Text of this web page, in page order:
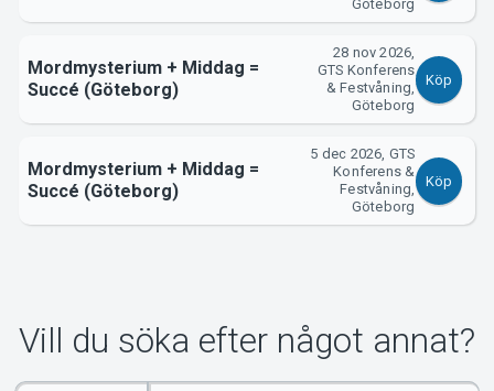
Göteborg
Mordmysterium + Middag =
Succé (Göteborg)
28 nov 2026,
GTS Konferens
& Festvåning,
Göteborg
Köp
Mordmysterium + Middag =
Succé (Göteborg)
5 dec 2026, GTS
Konferens &
Festvåning,
Göteborg
Köp
Vill du söka efter något annat?